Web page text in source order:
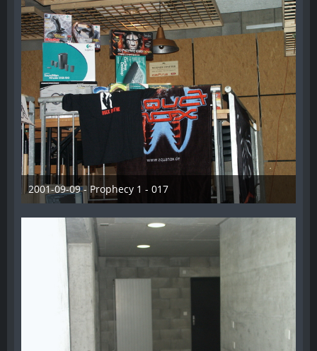
2001-09-09 - Prophecy 1 - 017
28. Dezember 2012